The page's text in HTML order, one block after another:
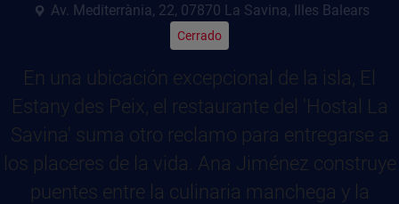
Av. Mediterrània, 22, 07870 La Savina, Illes Balears
Cerrado
En una ubicación excepcional de la isla, El
Estany des Peix, el restaurante del 'Hostal La
Savina' suma otro reclamo para entregarse a
los placeres de la vida. Ana Jiménez construye
puentes entre la culinaria manchega y la